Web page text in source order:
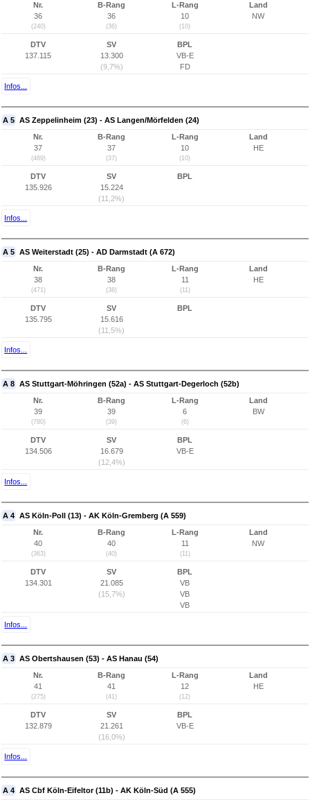
Nr.
36
(240)
B-Rang
36
(36)
L-Rang
10
(10)
Land
NW
DTV
137.115
SV
13.300
(9,7%)
BPL
VB-E
FD
Infos...
A 5 AS Zeppelinheim (23) - AS Langen/Mörfelden (24)
Nr.
37
(469)
B-Rang
37
(37)
L-Rang
10
(10)
Land
HE
DTV
135.926
SV
15.224
(11,2%)
BPL
Infos...
A 5 AS Weiterstadt (25) - AD Darmstadt (A 672)
Nr.
38
(471)
B-Rang
38
(38)
L-Rang
11
(11)
Land
HE
DTV
135.795
SV
15.616
(11,5%)
BPL
Infos...
A 8 AS Stuttgart-Möhringen (52a) - AS Stuttgart-Degerloch (52b)
Nr.
39
(780)
B-Rang
39
(39)
L-Rang
6
(6)
Land
BW
DTV
134.506
SV
16.679
(12,4%)
BPL
VB-E
Infos...
A 4 AS Köln-Poll (13) - AK Köln-Gremberg (A 559)
Nr.
40
(363)
B-Rang
40
(40)
L-Rang
11
(11)
Land
NW
DTV
134.301
SV
21.085
(15,7%)
BPL
VB
VB
VB
Infos...
A 3 AS Obertshausen (53) - AS Hanau (54)
Nr.
41
(275)
B-Rang
41
(41)
L-Rang
12
(12)
Land
HE
DTV
132.879
SV
21.261
(16,0%)
BPL
VB-E
Infos...
A 4 AS Cbf Köln-Eifeltor (11b) - AK Köln-Süd (A 555)